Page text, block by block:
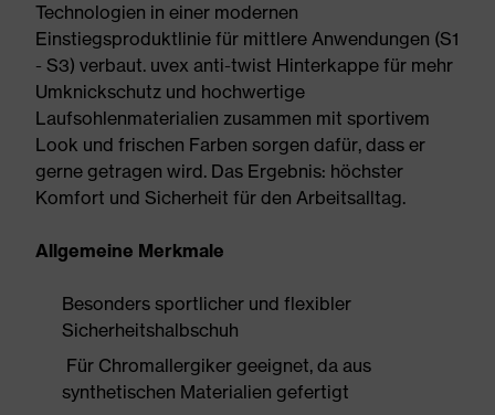
Technologien in einer modernen
Einstiegsproduktlinie für mittlere Anwendungen (S1
- S3) verbaut. uvex anti-twist Hinterkappe für mehr
Umknickschutz und hochwertige
Laufsohlenmaterialien zusammen mit sportivem
Look und frischen Farben sorgen dafür, dass er
gerne getragen wird. Das Ergebnis: höchster
Komfort und Sicherheit für den Arbeitsalltag.
Allgemeine Merkmale
Besonders sportlicher und flexibler
Sicherheitshalbschuh
Für Chromallergiker geeignet, da aus
synthetischen Materialien gefertigt